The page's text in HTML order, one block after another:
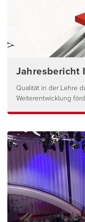
Jahresbericht
Qualität in der Lehre
Weiterentwicklung